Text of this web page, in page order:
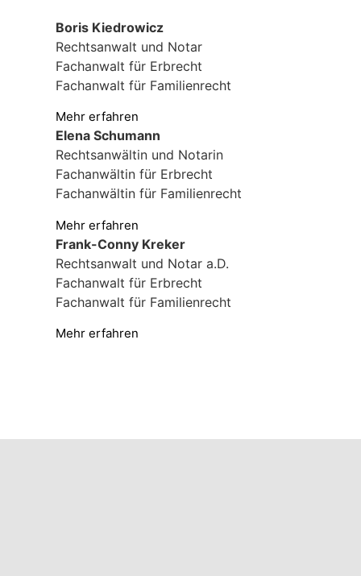
Boris Kiedrowicz
Rechtsanwalt und Notar
Fachanwalt für Erbrecht
Fachanwalt für Familienrecht
Mehr erfahren
Elena Schumann
Rechtsanwältin und Notarin
Fachanwältin für Erbrecht
Fachanwältin für Familienrecht
Mehr erfahren
Frank-Conny Kreker
Rechtsanwalt und Notar a.D.
Fachanwalt für Erbrecht
Fachanwalt für Familienrecht
Mehr erfahren